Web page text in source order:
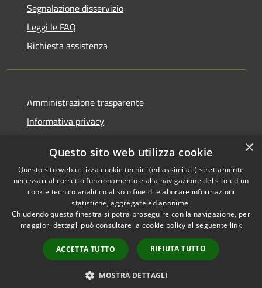
Segnalazione disservizio
Leggi le FAQ
Richiesta assistenza
Amministrazione trasparente
Informativa privacy
Dichiarazione di accessibilità
RSS
Accessibilità
Copyright © 2026 • Comune di
Comun Nuovo • Powered by
Municipium•
Accesso
redazione
×
Questo sito web utilizza cookie
Questo sito web utilizza cookie tecnici (ed assimilati) strettamente
necessari al corretto funzionamento e alla navigazione del sito ed un
cookie tecnico analitico al solo fine di elaborare informazioni
statistiche, aggregate ed anonime.
Chiudendo questa finestra si potrà proseguire con la navigazione, per
maggiori dettagli può consultare la cookie policy al seguente link
ACCETTA TUTTO RIFIUTA TUTTO
MOSTRA DETTAGLI